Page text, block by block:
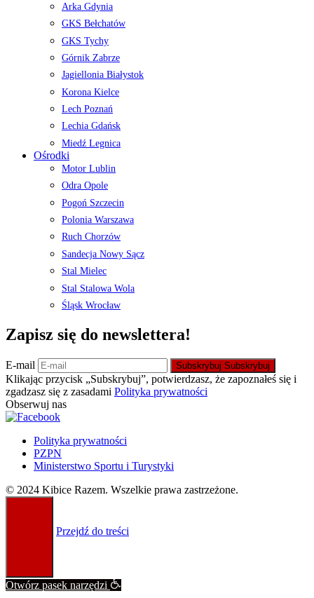
Arka Gdynia
GKS Bełchatów
GKS Tychy
Górnik Zabrze
Jagiellonia Białystok
Korona Kielce
Lech Poznań
Lechia Gdańsk
Miedź Legnica
Ośrodki
Motor Lublin
Odra Opole
Pogoń Szczecin
Polonia Warszawa
Ruch Chorzów
Sandecja Nowy Sącz
Stal Mielec
Stal Stalowa Wola
Śląsk Wrocław
Zapisz się do newslettera!
E-mail Subskrybuj Subskrybuj
Klikając przycisk „Subskrybuj”, potwierdzasz, że zapoznałeś się i
zgadzasz się z zasadami Polityka prywatności
Obserwuj nas
Polityka prywatności
PZPN
Ministerstwo Sportu i Turystyki
© 2024 Kibice Razem. Wszelkie prawa zastrzeżone.
Przejdź do treści
Otwórz pasek narzędzi